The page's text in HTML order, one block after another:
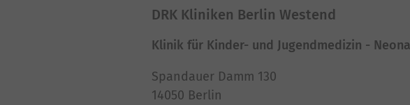
Platform
DRK Kliniken Berlin Westend
Klinik für Kinder- und Jugendmedizin -
Spandauer Damm 130
14050 Berlin